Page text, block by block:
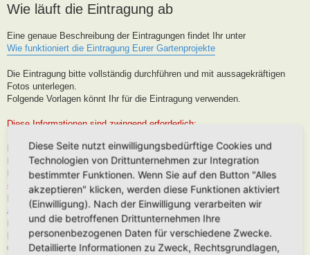
Wie läuft die Eintragung ab
Eine genaue Beschreibung der Eintragungen findet Ihr unter
Wie funktioniert die Eintragung Eurer Gartenprojekte
Die Eintragung bitte vollständig durchführen und mit aussagekräftigen
Fotos unterlegen.
Folgende Vorlagen könnt Ihr für die Eintragung verwenden.
Diese Informationen sind zwingend erforderlich:
Hortus-Name:
Bedeutung des Hortus-Namens:
Dein Name:(Muss kein Realnamen sein, kann auch Euer Forenname
sein)
Postleitzahl (oder franz. Region):Brauche ich für die Karteneintrag, wird
aber nur in der Nähe, niemals Punktgenau platziert
Hortus-Ort:wie PLZ
Hortus-Land:
Größe in m2:
Diese Seite nutzt einwilligungsbedürftige Cookies und
Technologien von Drittunternehmen zur Integration
bestimmter Funktionen. Wenn Sie auf den Button "Alles
akzeptieren" klicken, werden diese Funktionen aktiviert
(Einwilligung). Nach der Einwilligung verarbeiten wir
und die betroffenen Drittunternehmen Ihre
personenbezogenen Daten für verschiedene Zwecke.
Detaillierte Informationen zu Zweck, Rechtsgrundlagen,